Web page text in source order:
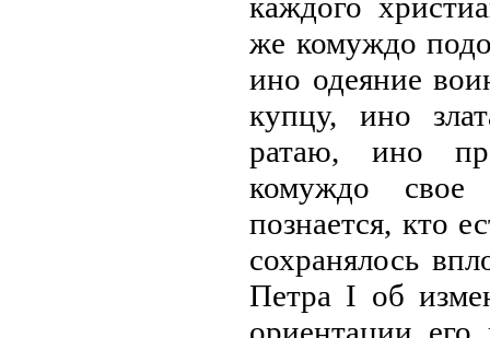
же комуждо
ино одеяние
купцу, ино
ратаю, ино
комуждо
познается, кто
сохранялось
Петра I об